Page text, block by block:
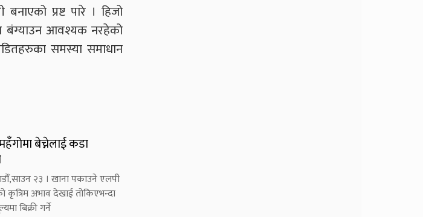
प्रष्ट पारे । हिजो
बंग्याउन आवश्यक नरहेको
समस्या समाधान
बेच्नेलाई कडा
२३ । खाना पकाउने एलपी
कृत्रिम अभाव देखाई तोकिएभन्दा
बिक्री गर्ने